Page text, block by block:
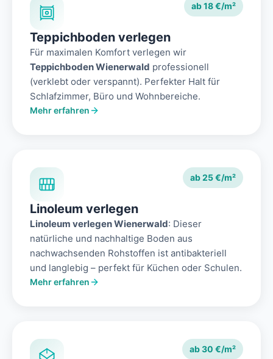
ab 18 €/m²
Teppichboden verlegen
Für maximalen Komfort verlegen wir
Teppichboden Wienerwald professionell
(verklebt oder verspannt). Perfekter Halt für
Schlafzimmer, Büro und Wohnbereiche.
Mehr erfahren
ab 25 €/m²
Linoleum verlegen
Linoleum verlegen Wienerwald: Dieser
natürliche und nachhaltige Boden aus
nachwachsenden Rohstoffen ist antibakteriell
und langlebig – perfekt für Küchen oder Schulen.
Mehr erfahren
ab 30 €/m²